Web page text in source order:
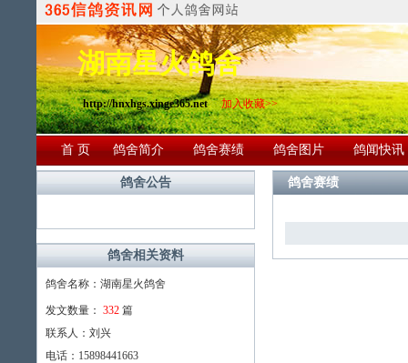
湖南星火鸽舍
http://hnxhgs.xinge365.net 加入收藏>>
首 页 鸽舍简介 鸽舍赛绩 鸽舍图片 鸽闻快讯
鸽舍公告
鸽舍相关资料
鸽舍名称：湖南星火鸽舍
发文数量： 332篇
联系人：刘兴
电话：15898441663
鸽舍赛绩